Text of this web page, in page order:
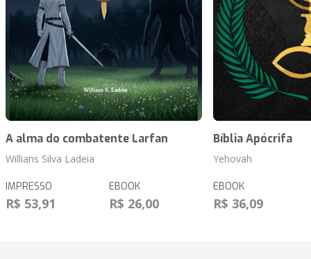
A alma do combatente Larfan
Willians Silva Ladeia
IMPRESSO
R$ 53,91
EBOOK
R$ 26,00
Bíblia Apócrifa
Yehovah
EBOOK
R$ 36,09